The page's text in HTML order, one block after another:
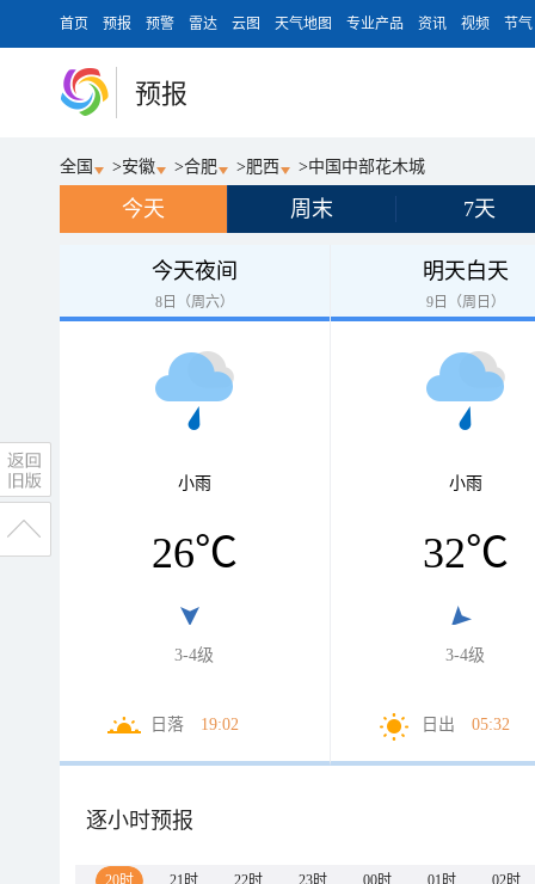
首页 预报 预警 雷达 云图 天气地图 专业产品 资讯 视频 节气
预报
全国 >安徽 >合肥 >肥西 >中国中部花木城
今天 周末 7天
今天夜间
8日（周六）
小雨
26℃
3-4级
日落 19:02
明天白天
9日（周日）
小雨
32℃
3-4级
日出 05:32
逐小时预报
20时 21时 22时 23时 00时 01时 02时